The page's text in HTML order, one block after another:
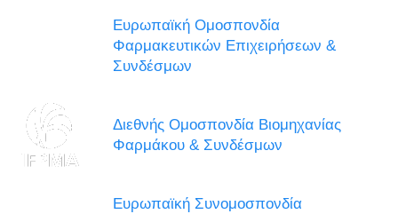
Ευρωπαϊκή Ομοσπονδία
Φαρμακευτικών Επιχειρήσεων &
Συνδέσμων
Διεθνής Ομοσπονδία Βιομηχανίας
Φαρμάκου & Συνδέσμων
Ευρωπαϊκή Συνομοσπονδία